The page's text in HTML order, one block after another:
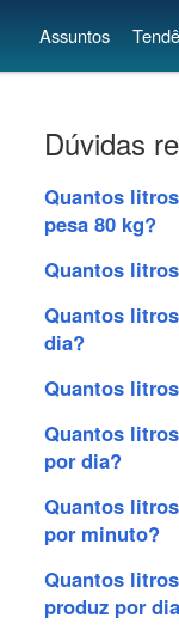
Assuntos
Dúvidas
Quantos
pesa 80 kg?
Quantos
Quantos
dia?
Quantos
Quantos
por dia?
Quantos
por minuto?
Quantos
produz por